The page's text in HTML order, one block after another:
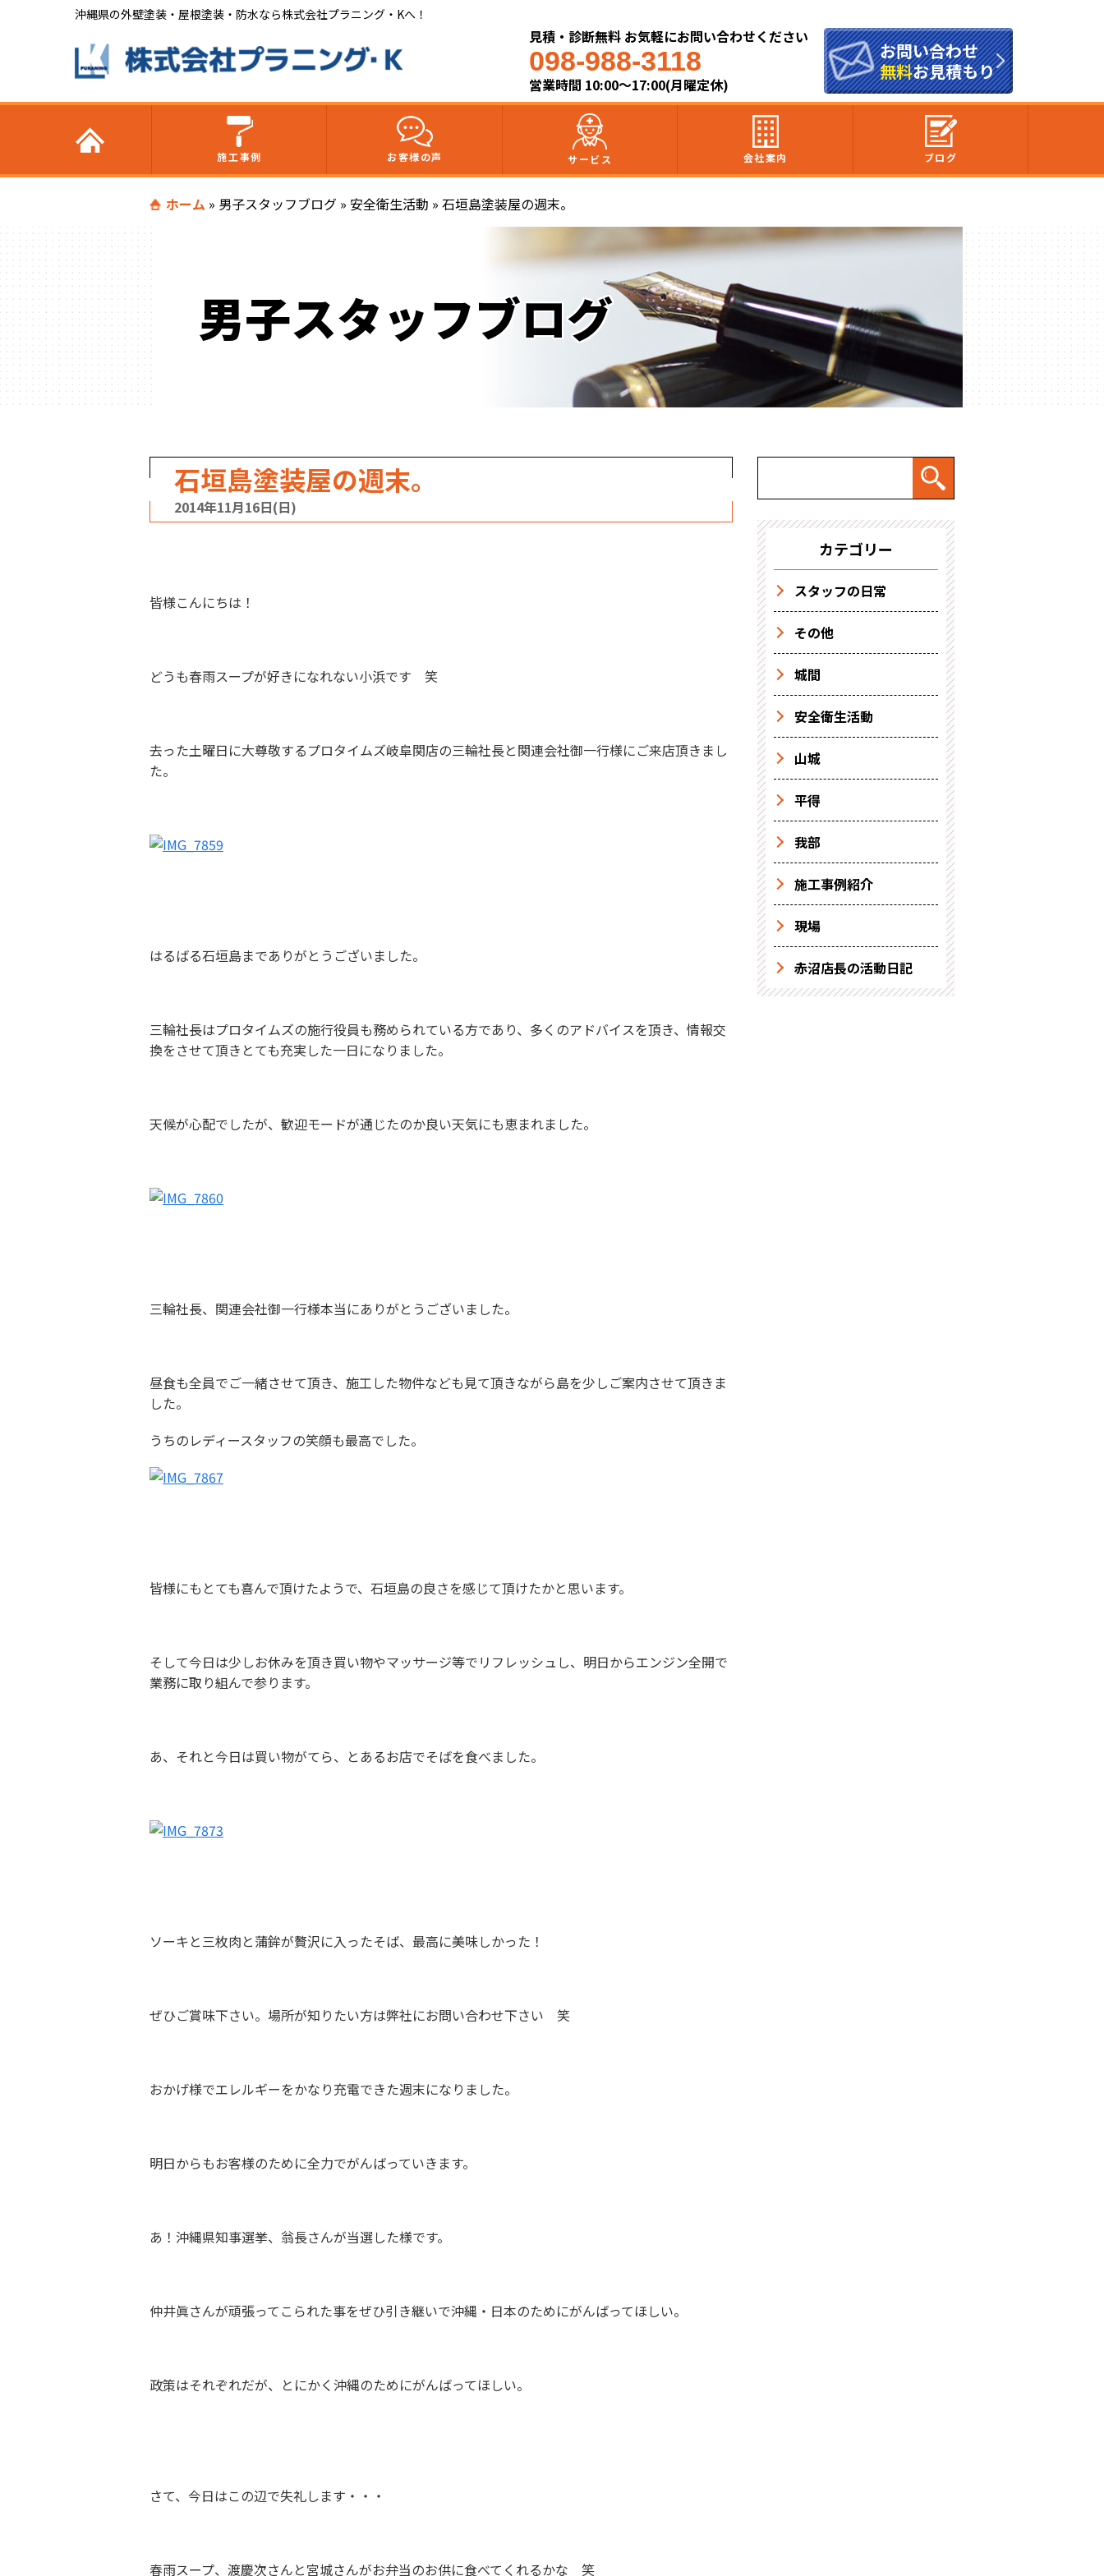
沖縄県の外壁塗装・屋根塗装・防水なら株式会社プラニング・Kへ！
見積・診断無料 お気軽にお問い合わせください
098-988-3118
営業時間 10:00～17:00(月曜定休)
お問い合わせ
無料お見積もり
施工事例 お客様の声 サービス 会社案内 ブログ
ホーム » 男子スタッフブログ » 安全衛生活動 » 石垣島塗装屋の週末。
男子スタッフブログ
石垣島塗装屋の週末。
2014年11月16日(日)
皆様こんにちは！
どうも春雨スープが好きになれない小浜です 笑
去った土曜日に大尊敬するプロタイムズ岐阜関店の三輪社長と関連会社御一行様にご来店頂きまし
た。
はるばる石垣島までありがとうございました。
三輪社長はプロタイムズの施行役員も務められている方であり、多くのアドバイスを頂き、情報交
換をさせて頂きとても充実した一日になりました。
天候が心配でしたが、歓迎モードが通じたのか良い天気にも恵まれました。
三輪社長、関連会社御一行様本当にありがとうございました。
昼食も全員でご一緒させて頂き、施工した物件なども見て頂きながら島を少しご案内させて頂きま
した。
うちのレディースタッフの笑顔も最高でした。
皆様にもとても喜んで頂けたようで、石垣島の良さを感じて頂けたかと思います。
そして今日は少しお休みを頂き買い物やマッサージ等でリフレッシュし、明日からエンジン全開で
業務に取り組んで参ります。
あ、それと今日は買い物がてら、とあるお店でそばを食べました。
ソーキと三枚肉と蒲鉾が贅沢に入ったそば、最高に美味しかった！
ぜひご賞味下さい。場所が知りたい方は弊社にお問い合わせ下さい 笑
おかげ様でエレルギーをかなり充電できた週末になりました。
明日からもお客様のために全力でがんばっていきます。
あ！沖縄県知事選挙、翁長さんが当選した様です。
仲井眞さんが頑張ってこられた事をぜひ引き継いで沖縄・日本のためにがんばってほしい。
政策はそれぞれだが、とにかく沖縄のためにがんばってほしい。
さて、今日はこの辺で失礼します・・・
春雨スープ、渡慶次さんと宮城さんがお弁当のお供に食べてくれるかな 笑
カテゴリー
スタッフの日常
その他
城間
安全衛生活動
山城
平得
我部
施工事例紹介
現場
赤沼店長の活動日記